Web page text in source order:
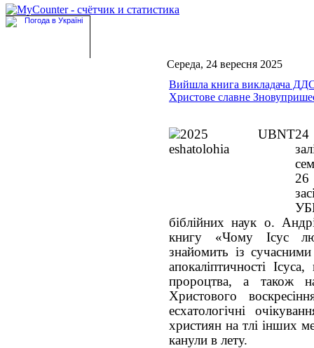
Середа, 24 вересня 2025
Вийшла книга викладача
Христове славне
24
26
біблійних наук о.
книгу «Чому Ісус
знайомить із
апокаліптичності
пророцтва, а також
Христового
есхатологічні
християн на тлі інших
канули в лету.